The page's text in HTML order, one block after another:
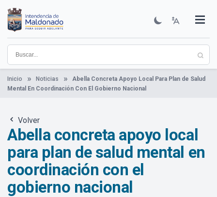
contenido
principal
Institucional
Municipios
Descubre Maldonado
Comunicación
Servicios
Guía De Trámites
Ver Noticias
Inicio Noticias
Abella Concreta Apoyo Local Para Plan de Salud
Mental En Coordinación Con El Gobierno Nacional
Volver
Abella concreta apoyo local
para plan de salud mental en
coordinación con el
gobierno nacional